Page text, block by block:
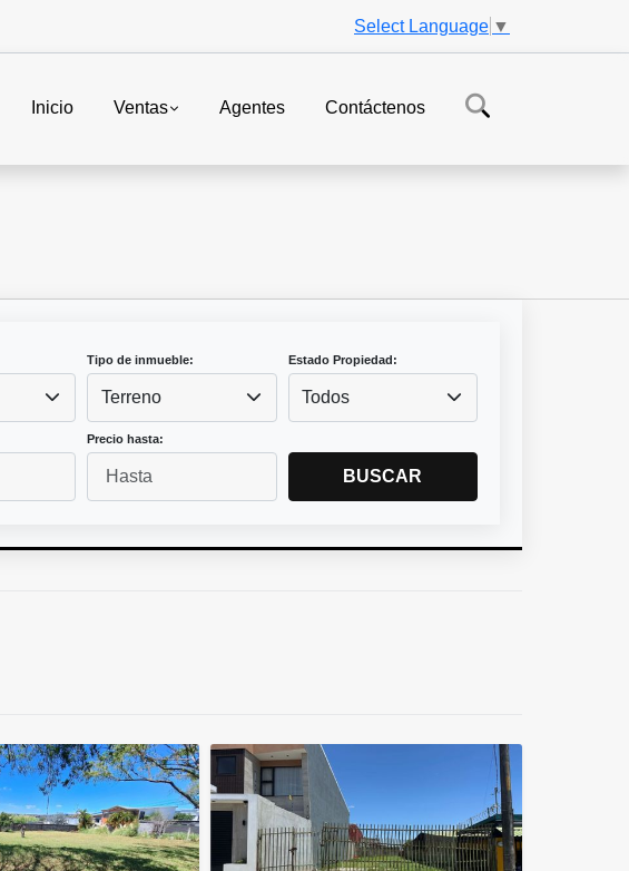
Select Language ▼
Inicio Ventas Agentes Contáctenos
Tipo de inmueble:
Terreno
Estado Propiedad:
Todos
Precio hasta:
BUSCAR